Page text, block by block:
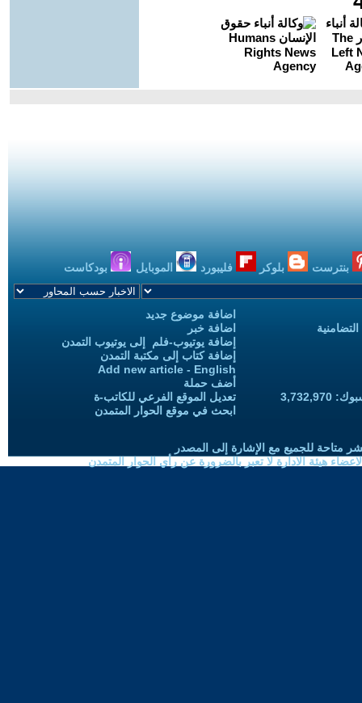
بنترست بلوكر فليبورد الموبايل بودكاست
اضافة موضوع جديد
اضافة خبر
إضافة يوتيوب-فلم إلى يوتيوب التمدن
إضافة كتاب إلى مكتبة التمدن
Add new article - English
أضف حملة
تعديل الموقع الفرعي للكاتب-ة
ابحث في موقع الحوار المتمدن
متاحة للجميع مع الإشارة إلى المصدر
هيئة الادارة لا تعبر بالضرورة عن رأي الحوار المتمدن